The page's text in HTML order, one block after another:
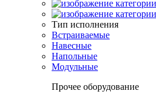
Тип исполнения
Встраиваемые
Навесные
Напольные
Модульные
Прочее оборудование